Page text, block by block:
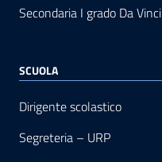
Secondaria I grado Da Vinci
SCUOLA
Dirigente scolastico
Segreteria – URP